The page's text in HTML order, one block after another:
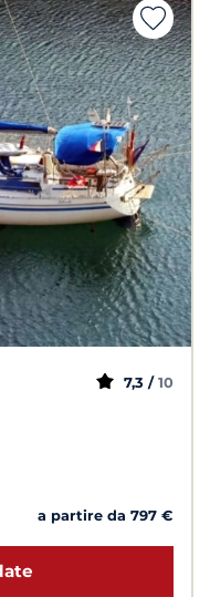
7,3 / 10
a partire da 797 €